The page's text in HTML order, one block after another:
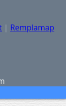
| Remplamap